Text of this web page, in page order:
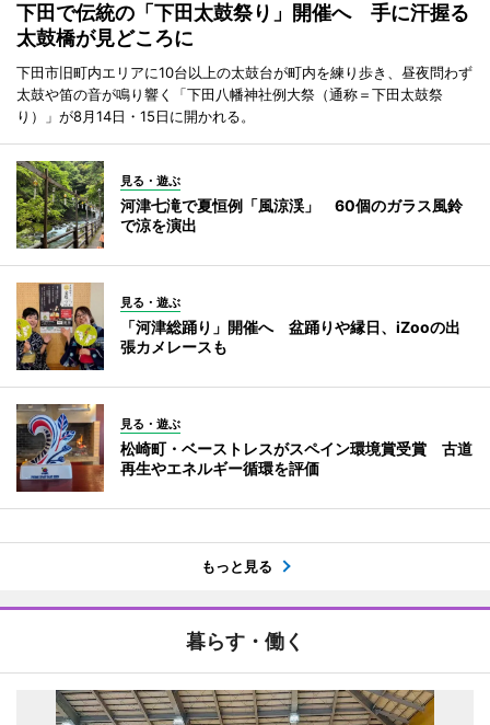
下田で伝統の「下田太鼓祭り」開催へ 手に汗握る
太鼓橋が見どころに
下田市旧町内エリアに10台以上の太鼓台が町内を練り歩き、昼夜問わず
太鼓や笛の音が鳴り響く「下田八幡神社例大祭（通称＝下田太鼓祭
り）」が8月14日・15日に開かれる。
見る・遊ぶ
河津七滝で夏恒例「風涼渓」 60個のガラス風鈴
で涼を演出
見る・遊ぶ
「河津総踊り」開催へ 盆踊りや縁日、iZooの出
張カメレースも
見る・遊ぶ
松崎町・ベーストレスがスペイン環境賞受賞 古道
再生やエネルギー循環を評価
もっと見る
暮らす・働く